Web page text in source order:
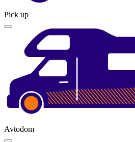
Pick up
Avtodom